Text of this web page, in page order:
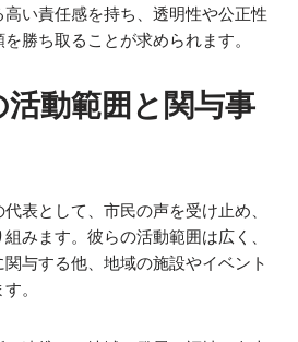
い責任感を持ち、透明性や公正性
勝ち取ることが求められます。
動範囲と関与事
表として、市民の声を受け止め、
みます。彼らの活動範囲は広く、
与する他、地域の施設やイベント
。